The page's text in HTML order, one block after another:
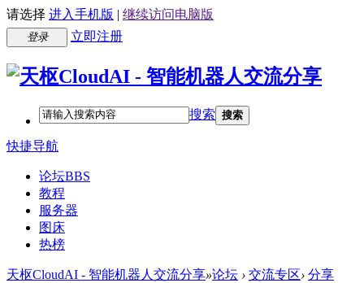
请选择 进入手机版 | 继续访问电脑版
登录 立即注册
搜索 搜索
快捷导航
论坛BBS
教程
服务器
图床
热榜
天枢CloudAI - 智能机器人交流分享»论坛 › 交流专区› 分享